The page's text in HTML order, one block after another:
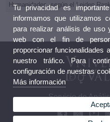
Humanidades, según el Leiden
Servicio de
Tu privacidad es
informamos que utilizamos
para realizar análisis de uso
web con el fin de
proporcionar funcionalidades
nuestro tráfico. Para
configuración de nuestras
Más información